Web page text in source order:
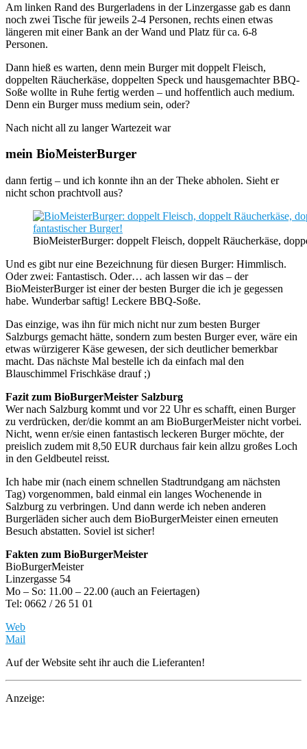
Am linken Rand des Burgerladens in der Linzergasse gab es dann
noch zwei Tische für jeweils 2-4 Personen, rechts einen etwas
längeren mit einer Bank an der Wand und Platz für ca. 6-8
Personen.
Dann hieß es warten, denn mein Burger mit doppelt Fleisch,
doppelten Räucherkäse, doppelten Speck und hausgemachter BBQ-
Soße wollte in Ruhe fertig werden – und hoffentlich auch medium.
Denn ein Burger muss medium sein, oder?
Nach nicht all zu langer Wartezeit war
mein BioMeisterBurger
dann fertig – und ich konnte ihn an der Theke abholen. Sieht er
nicht schon prachtvoll aus?
BioMeisterBurger: doppelt Fleisch, doppelt Räucherkäse,
Und es gibt nur eine Bezeichnung für diesen Burger: Himmlisch.
Oder zwei: Fantastisch. Oder… ach lassen wir das – der
BioMeisterBurger ist einer der besten Burger die ich je gegessen
habe. Wunderbar saftig! Leckere BBQ-Soße.
Das einzige, was ihn für mich nicht nur zum besten Burger
Salzburgs gemacht hätte, sondern zum besten Burger ever, wäre ein
etwas würzigerer Käse gewesen, der sich deutlicher bemerkbar
macht. Das nächste Mal bestelle ich da einfach mal den
Blauschimmel Frischkäse drauf ;)
Fazit zum BioBurgerMeister Salzburg
Wer nach Salzburg kommt und vor 22 Uhr es schafft, einen Burger
zu verdrücken, der/die kommt an am BioBurgerMeister nicht vorbei.
Nicht, wenn er/sie einen fantastisch leckeren Burger möchte, der
preislich zudem mit 8,50 EUR durchaus fair kein allzu großes Loch
in den Geldbeutel reisst.
Ich habe mir (nach einem schnellen Stadtrundgang am nächsten
Tag) vorgenommen, bald einmal ein langes Wochenende in
Salzburg zu verbringen. Und dann werde ich neben anderen
Burgerläden sicher auch dem BioBurgerMeister einen erneuten
Besuch abstatten. Soviel ist sicher!
Fakten zum BioBurgerMeister
BioBurgerMeister
Linzergasse 54
Mo – So: 11.00 – 22.00 (auch an Feiertagen)
Tel: 0662 / 26 51 01
Web
Mail
Auf der Website seht ihr auch die Lieferanten!
Anzeige: